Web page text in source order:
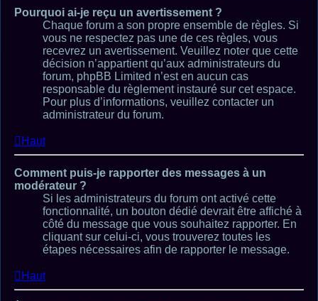
Pourquoi ai-je reçu un avertissement ?
Chaque forum a son propre ensemble de règles. Si
vous ne respectez pas une de ces règles, vous
recevrez un avertissement. Veuillez noter que cette
décision n’appartient qu’aux administrateurs du
forum, phpBB Limited n’est en aucun cas
responsable du règlement instauré sur cet espace.
Pour plus d’informations, veuillez contacter un
administrateur du forum.
Haut
Comment puis-je rapporter des messages à un
modérateur ?
Si les administrateurs du forum ont activé cette
fonctionnalité, un bouton dédié devrait être affiché à
côté du message que vous souhaitez rapporter. En
cliquant sur celui-ci, vous trouverez toutes les
étapes nécessaires afin de rapporter le message.
Haut